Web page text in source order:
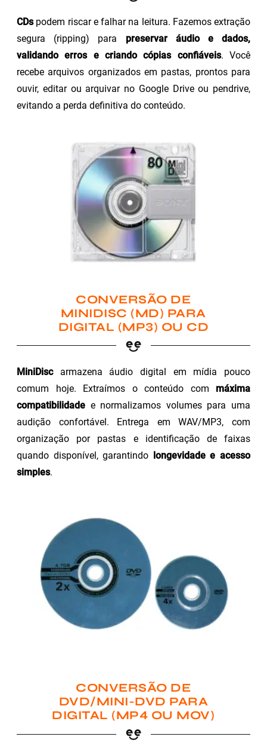
CDspodem riscar e falhar na leitura. Fazemos extração
segura (ripping) para preservar áudio e dados,
validando erros e criando cópias confiáveis. Você
recebe arquivos organizados em pastas, prontos para
ouvir, editar ou arquivar no Google Drive ou pendrive,
evitando a perda definitiva do conteúdo.
CONVERSÃO DE
MINIDISC (MD) PARA
DIGITAL (MP3) OU CD
MiniDiscarmazena áudio digital em mídia pouco
comum hoje. Extraímos o conteúdo com máxima
compatibilidade e normalizamos volumes para uma
audição confortável. Entrega em WAV/MP3, com
organização por pastas e identificação de faixas
quando disponível, garantindo longevidade e acesso
simples.
CONVERSÃO DE
DVD/MINI-DVD PARA
DIGITAL (MP4 OU MOV)